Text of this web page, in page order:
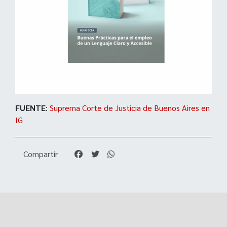
FUENTE: Suprema Corte de Justicia de Buenos Aires en
IG
Compartir